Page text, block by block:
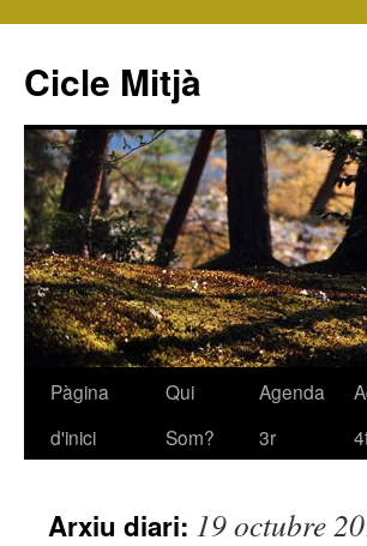
Cicle Mitjà
Vés
Pàgina
d'inici
Qui
Som?
Agenda
3r
Arxiu diari: 19 octubre